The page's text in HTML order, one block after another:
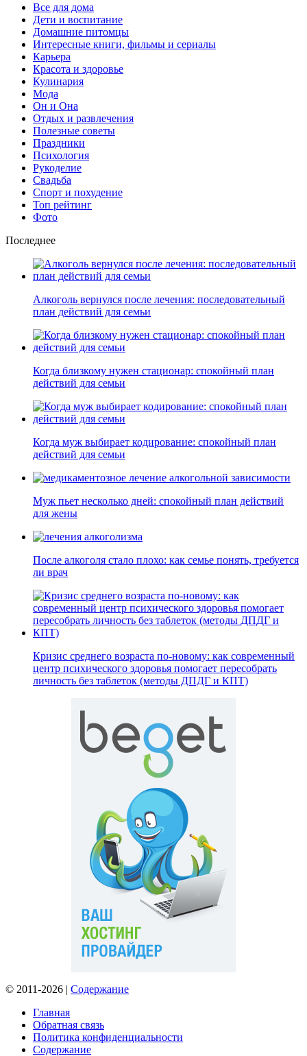
Все для дома
Дети и воспитание
Домашние питомцы
Интересные книги, фильмы и сериалы
Карьера
Красота и здоровье
Кулинария
Мода
Он и Она
Отдых и развлечения
Полезные советы
Праздники
Психология
Рукоделие
Свадьба
Спорт и похудение
Топ рейтинг
Фото
Последнее
Алкоголь вернулся после лечения: последовательный
план действий для семьи
Когда близкому нужен стационар: спокойный план
действий для семьи
Когда муж выбирает кодирование: спокойный план
действий для семьи
Муж пьет несколько дней: спокойный план действий
для жены
После алкоголя стало плохо: как семье понять, требуется
ли врач
Кризис среднего возраста по-новому: как современный
центр психического здоровья помогает пересобрать
личность без таблеток (методы ДПДГ и КПТ)
© 2011-2026 | Содержание
Главная
Обратная связь
Политика конфиденциальности
Содержание